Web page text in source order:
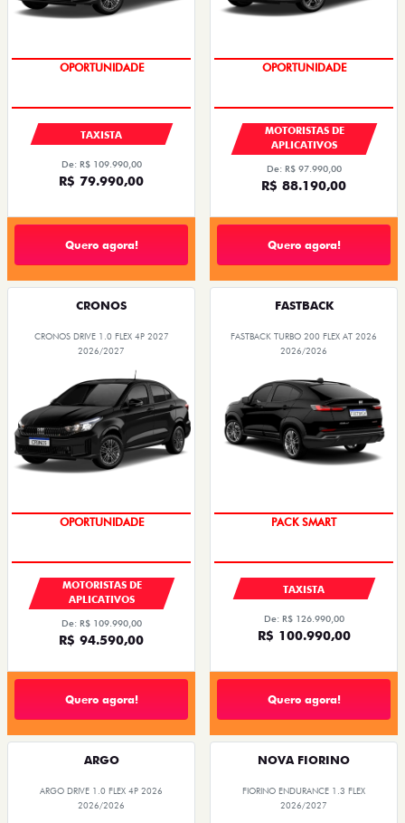
OPORTUNIDADE
TAXISTA
De: R$ 109.990,00
R$ 79.990,00
Quero agora!
OPORTUNIDADE
MOTORISTAS DE
APLICATIVOS
De: R$ 97.990,00
R$ 88.190,00
Quero agora!
CRONOS
CRONOS DRIVE 1.0 FLEX 4P 2027
2026/2027
OPORTUNIDADE
MOTORISTAS DE
APLICATIVOS
De: R$ 109.990,00
R$ 94.590,00
Quero agora!
FASTBACK
FASTBACK TURBO 200 FLEX AT 2026
2026/2026
PACK SMART
TAXISTA
De: R$ 126.990,00
R$ 100.990,00
Quero agora!
ARGO
ARGO DRIVE 1.0 FLEX 4P 2026
2026/2026
NOVA FIORINO
FIORINO ENDURANCE 1.3 FLEX
2026/2027